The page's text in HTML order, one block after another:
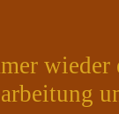
wieder